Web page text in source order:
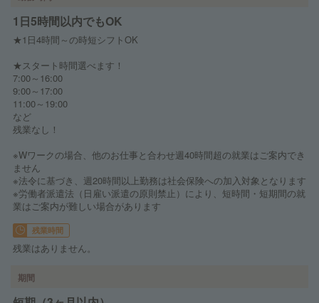
1日5時間以内でもOK
★1日4時間～の時短シフトOK
★スタート時間選べます！
7:00～16:00
9:00～17:00
11:00～19:00
など
残業なし！
※Wワークの場合、他のお仕事と合わせ週40時間超の就業はご案内でき
ません
※法令に基づき、週20時間以上勤務は社会保険への加入対象となります
※労働者派遣法（日雇い派遣の原則禁止）により、短時間・短期間の就
業はご案内が難しい場合があります
残業時間
残業はありません。
期間